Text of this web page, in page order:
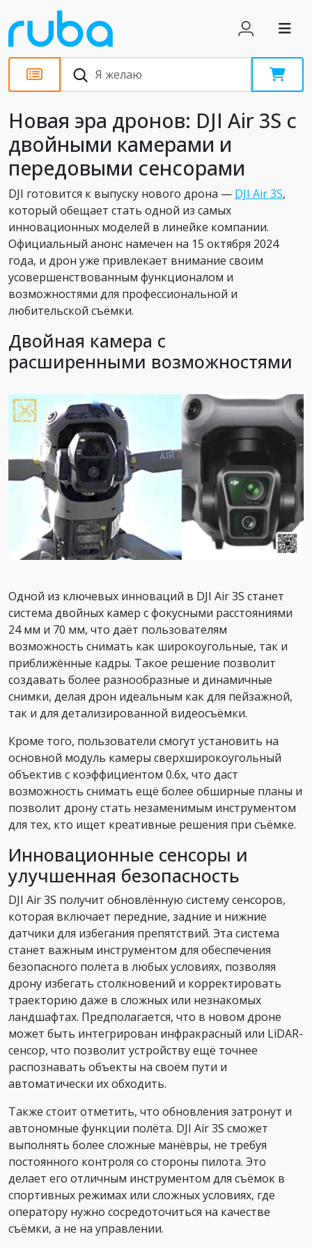
Новости
Новая эра дронов: DJI Air 3S с
двойными камерами и
передовыми сенсорами
DJI готовится к выпуску нового дрона — DJI Air 3S,
который обещает стать одной из самых
инновационных моделей в линейке компании.
Официальный анонс намечен на 15 октября 2024
года, и дрон уже привлекает внимание своим
усовершенствованным функционалом и
возможностями для профессиональной и
любительской съёмки.
Двойная камера с
расширенными возможностями
Одной из ключевых инноваций в DJI Air 3S станет
система двойных камер с фокусными расстояниями
24 мм и 70 мм, что даёт пользователям
возможность снимать как широкоугольные, так и
приближённые кадры. Такое решение позволит
создавать более разнообразные и динамичные
снимки, делая дрон идеальным как для пейзажной,
так и для детализированной видеосъёмки.
Кроме того, пользователи смогут установить на
основной модуль камеры сверхширокоугольный
объектив с коэффициентом 0.6x, что даст
возможность снимать ещё более обширные планы и
позволит дрону стать незаменимым инструментом
для тех, кто ищет креативные решения при съёмке.
Инновационные сенсоры и
улучшенная безопасность
DJI Air 3S получит обновлённую систему сенсоров,
которая включает передние, задние и нижние
датчики для избегания препятствий. Эта система
станет важным инструментом для обеспечения
безопасного полёта в любых условиях, позволяя
дрону избегать столкновений и корректировать
траекторию даже в сложных или незнакомых
ландшафтах. Предполагается, что в новом дроне
может быть интегрирован инфракрасный или LiDAR-
сенсор, что позволит устройству ещё точнее
распознавать объекты на своём пути и
автоматически их обходить.
Также стоит отметить, что обновления затронут и
автономные функции полёта. DJI Air 3S сможет
выполнять более сложные манёвры, не требуя
постоянного контроля со стороны пилота. Это
делает его отличным инструментом для съёмок в
спортивных режимах или сложных условиях, где
оператору нужно сосредоточиться на качестве
съёмки, а не на управлении.